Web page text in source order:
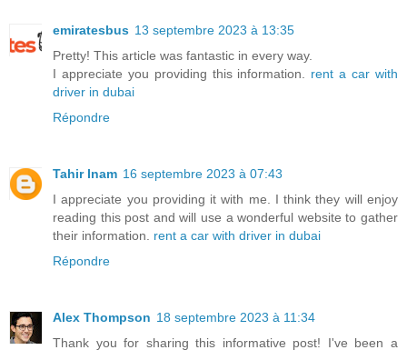
emiratesbus 13 septembre 2023 à 13:35
Pretty! This article was fantastic in every way.
I appreciate you providing this information. rent a car with
driver in dubai
Répondre
Tahir Inam 16 septembre 2023 à 07:43
I appreciate you providing it with me. I think they will enjoy
reading this post and will use a wonderful website to gather
their information. rent a car with driver in dubai
Répondre
Alex Thompson 18 septembre 2023 à 11:34
Thank you for sharing this informative post! I've been a